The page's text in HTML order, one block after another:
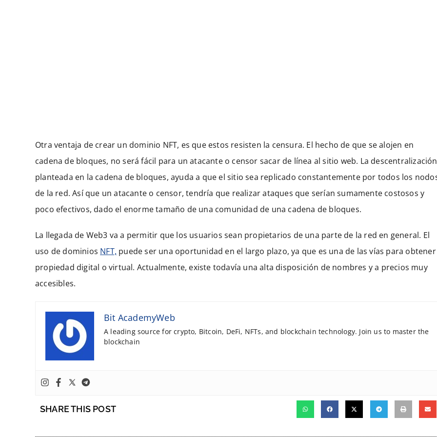
Otra ventaja de crear un dominio NFT, es que estos resisten la censura. El hecho de que se alojen en
cadena de bloques, no será fácil para un atacante o censor sacar de línea al sitio web. La descentralización
planteada en la cadena de bloques, ayuda a que el sitio sea replicado constantemente por todos los
de la red. Así que un atacante o censor, tendría que realizar ataques que serían sumamente costosos y
poco efectivos, dado el enorme tamaño de una comunidad de una cadena de bloques.
La llegada de Web3 va a permitir que los usuarios sean propietarios de una parte de la red en general. El
uso de dominios NFT, puede ser una oportunidad en el largo plazo, ya que es una de las vías para obtener
propiedad digital o virtual. Actualmente, existe todavía una alta disposición de nombres y a precios muy
accesibles.
Bit AcademyWeb
A leading source for crypto, Bitcoin, DeFi, NFTs, and blockchain technology. Join us to master the
blockchain
SHARE THIS POST